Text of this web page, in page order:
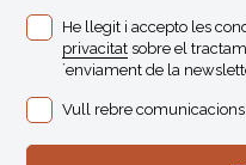
He llegit i accepto les
privacitat sobre el
´enviament de la
Vull rebre